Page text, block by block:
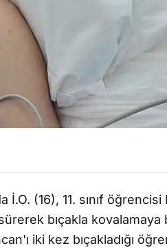
(16), 11. sınıf öğrencisi
bıçakla kovalamaya
iki kez bıçakladığı